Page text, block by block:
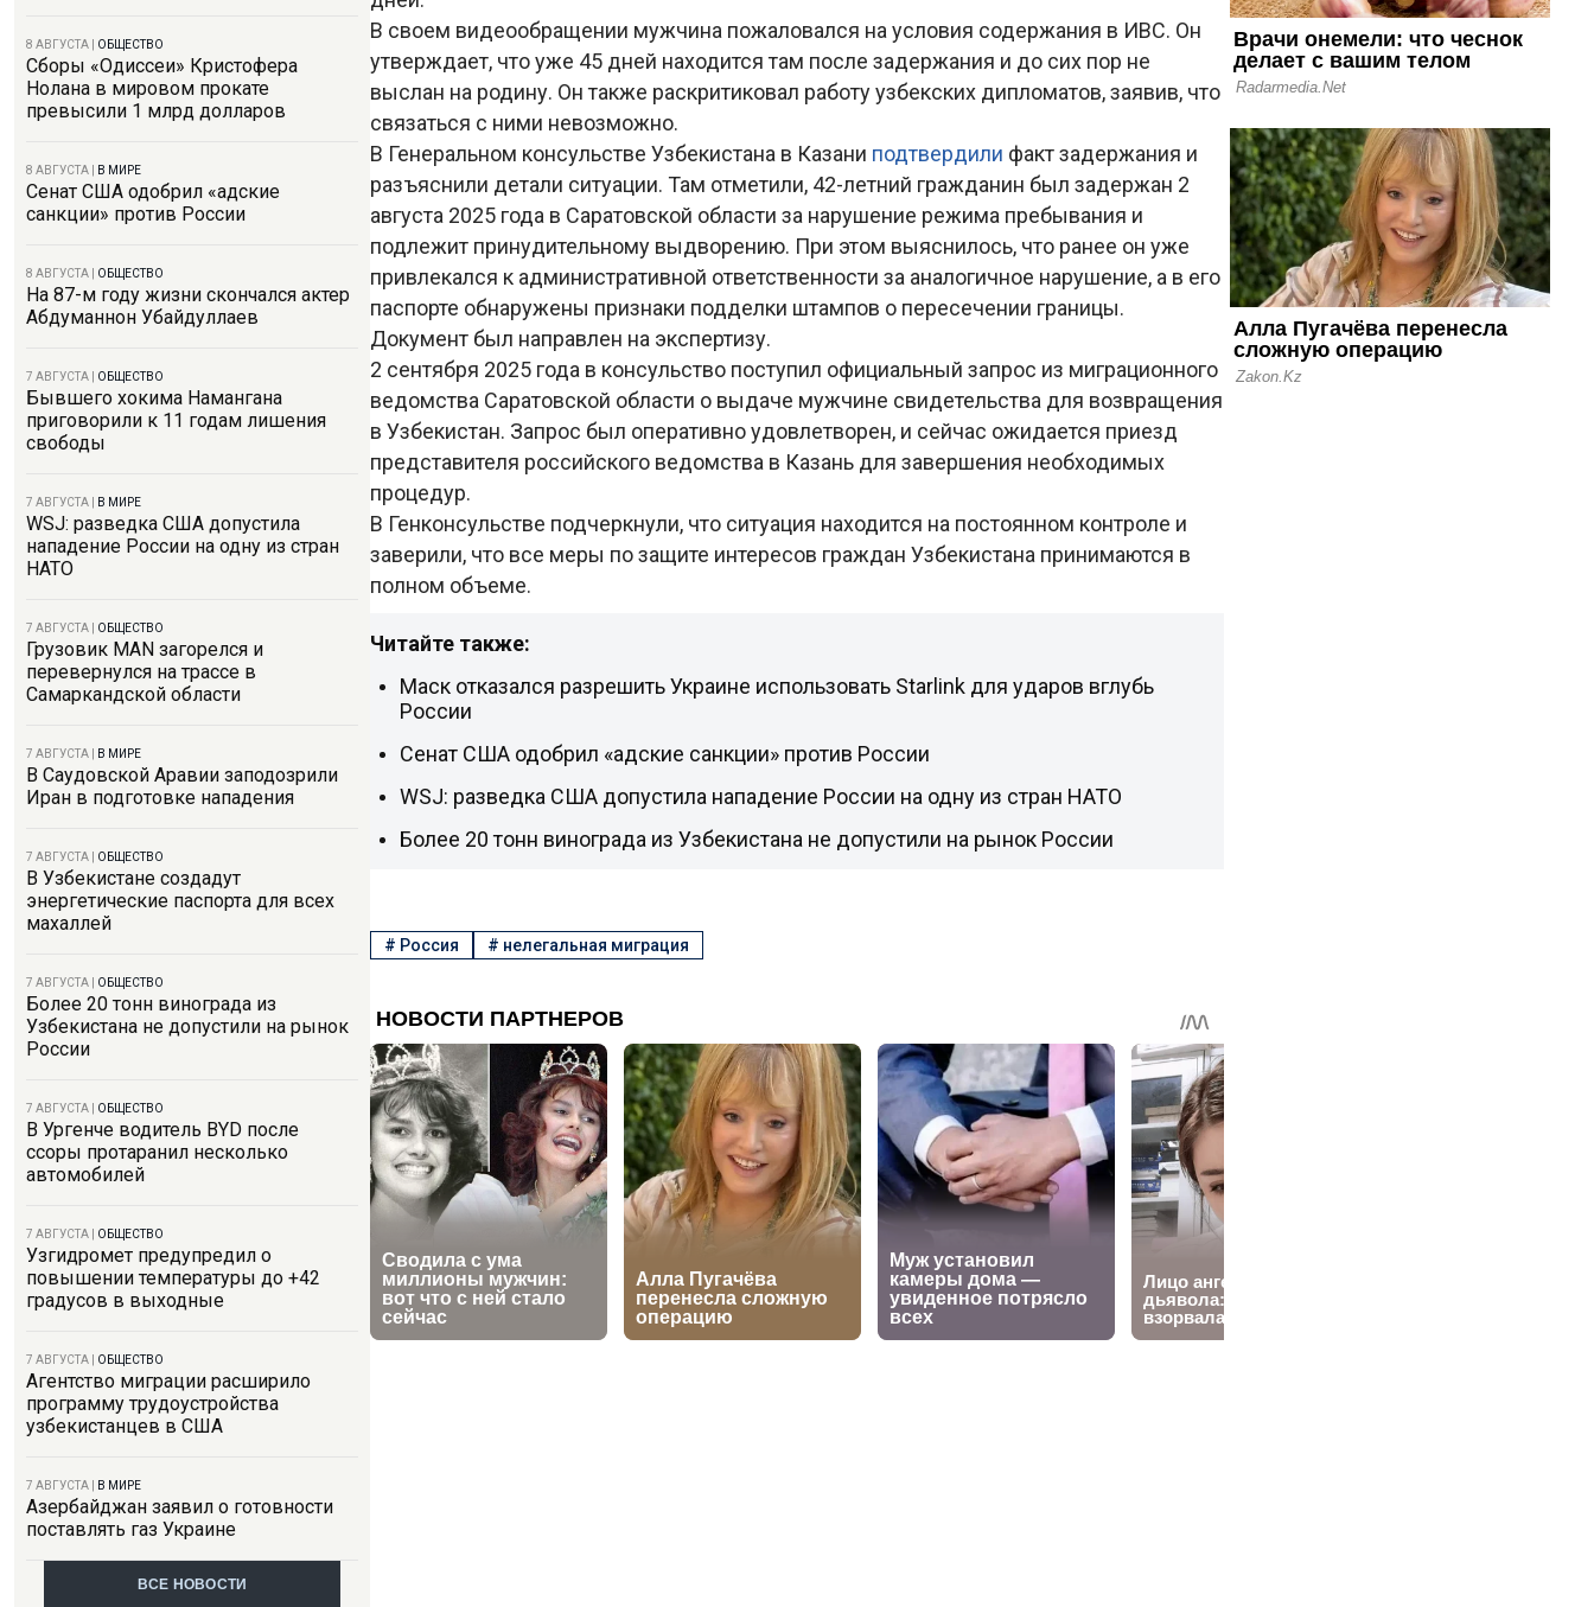
8 АВГУСТА ОБЩЕСТВО
Сборы «Одиссеи» Кристофера
Нолана в мировом прокате
превысили 1 млрд долларов
8 АВГУСТА В МИРЕ
Сенат США одобрил «адские
санкции» против России
8 АВГУСТА ОБЩЕСТВО
На 87-м году жизни скончался актер
Абдуманнон Убайдуллаев
7 АВГУСТА ОБЩЕСТВО
Бывшего хокима Намангана
приговорили к 11 годам лишения
свободы
7 АВГУСТА В МИРЕ
WSJ: разведка США допустила
нападение России на одну из стран
НАТО
7 АВГУСТА ОБЩЕСТВО
Грузовик MAN загорелся и
перевернулся на трассе в
Самаркандской области
7 АВГУСТА В МИРЕ
В Саудовской Аравии заподозрили
Иран в подготовке нападения
7 АВГУСТА ОБЩЕСТВО
В Узбекистане создадут
энергетические паспорта для всех
махаллей
7 АВГУСТА ОБЩЕСТВО
Более 20 тонн винограда из
Узбекистана не допустили на рынок
России
7 АВГУСТА ОБЩЕСТВО
В Ургенче водитель BYD после
ссоры протаранил несколько
автомобилей
7 АВГУСТА ОБЩЕСТВО
Узгидромет предупредил о
повышении температуры до +42
градусов в выходные
7 АВГУСТА ОБЩЕСТВО
Агентство миграции расширило
программу трудоустройства
узбекистанцев в США
7 АВГУСТА В МИРЕ
Азербайджан заявил о готовности
поставлять газ Украине
ВСЕ НОВОСТИ
В своем видеообращении мужчина пожаловался на условия содержания в ИВС. Он
утверждает, что уже 45 дней находится там после задержания и до сих пор не
выслан на родину. Он также раскритиковал работу узбекских дипломатов, заявив, что
связаться с ними невозможно.
В Генеральном консульстве Узбекистана в Казани подтвердили факт задержания и
разъяснили детали ситуации. Там отметили, 42-летний гражданин был задержан 2
августа 2025 года в Саратовской области за нарушение режима пребывания и
подлежит принудительному выдворению. При этом выяснилось, что ранее он уже
привлекался к административной ответственности за аналогичное нарушение, а в его
паспорте обнаружены признаки подделки штампов о пересечении границы.
Документ был направлен на экспертизу.
2 сентября 2025 года в консульство поступил официальный запрос из миграционного
ведомства Саратовской области о выдаче мужчине свидетельства для возвращения
в Узбекистан. Запрос был оперативно удовлетворен, и сейчас ожидается приезд
представителя российского ведомства в Казань для завершения необходимых
процедур.
В Генконсульстве подчеркнули, что ситуация находится на постоянном контроле и
заверили, что все меры по защите интересов граждан Узбекистана принимаются в
полном объеме.
Читайте также:
Маск отказался разрешить Украине использовать Starlink для ударов вглубь
России
Сенат США одобрил «адские санкции» против России
WSJ: разведка США допустила нападение России на одну из стран НАТО
Более 20 тонн винограда из Узбекистана не допустили на рынок России
# Россия # нелегальная миграция